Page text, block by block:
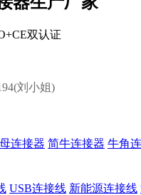
双认证
刘小姐)
连接器 简牛连接器 牛角
USB连接线 新能源连接线